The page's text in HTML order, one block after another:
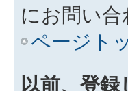
にお問い合
ページト
以前、登